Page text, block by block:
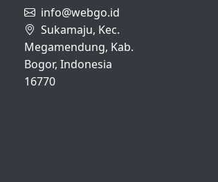
info@webgo.id
Sukamaju, Kec.
Megamendung, Kab.
Bogor, Indonesia
16770